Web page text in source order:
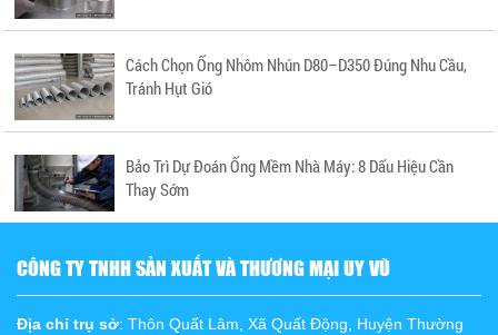
Cách Chọn Ống Nhôm Nhún D80–D350 Đúng Nhu Cầu,
Tránh Hụt Gió
Bảo Trì Dự Đoán Ống Mềm Nhà Máy: 8 Dấu Hiệu Cần
Thay Sớm
CÔNG TY TNHH SẢN XUẤT VÀ THƯƠNG MẠI UY VŨ
Địa chỉ trụ sở: Thôn Quất Lâm, Xã Quất Động, Huyện Thường